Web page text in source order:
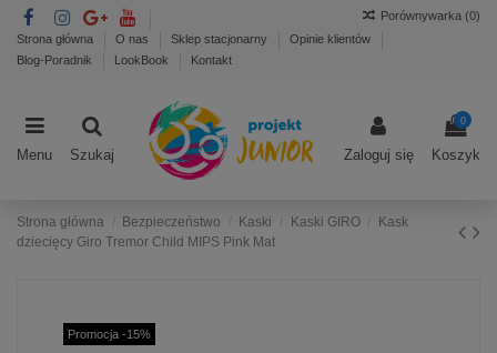
Strona główna O nas Sklep stacjonarny
Opinie klientów
Blog-Poradnik
LookBook Kontakt
Porównywarka (0)
Menu Szukaj Zaloguj się
0
Koszyk
Strona główna Bezpieczeństwo Kaski Kaski GIRO
Kask
dziecięcy Giro Tremor Child MIPS Pink Mat
Promocja -15%